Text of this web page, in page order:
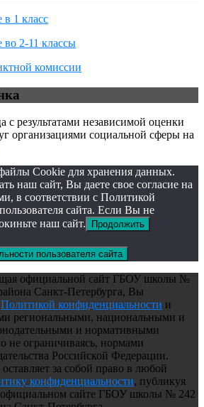
1 класс
2-11 классы
комиссии
с результатами независимой оценки
организациями социальной сферы на
Cookie для хранения данных.
наш сайт, Вы даете свое согласие на
в соответствии с Политикой
сайта. Если Вы не
наш сайт.
Продолжить
пользователя сайта
официальной сайт ГБОУ школы №
Санкт-Петербурга, Вы
Политикой конфиденциальности и
региональными, национальными и
и нормативными
не ограничиваясь, нормами
Российской Федерации.
за собой право в любой
конфиденциальности, публикуя
официальном сайте ГБОУ школы № 242